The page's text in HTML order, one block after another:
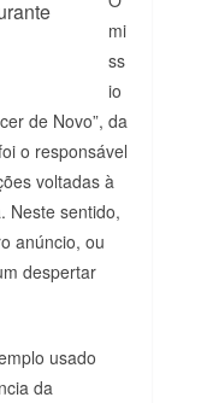
mi
ss
io
de Novo”, da
o responsável
voltadas à
Neste sentido,
anúncio, ou
despertar
usado
da